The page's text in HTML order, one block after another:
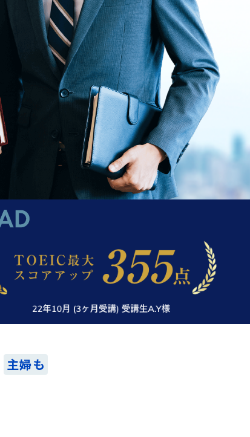
主婦も